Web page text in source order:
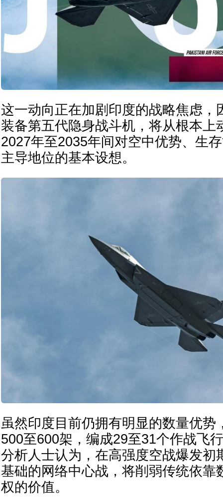
这一动向正在加剧印度的战略焦虑，
装备第五代隐身战斗机，将从根本上
2027年至2035年间对空中优势、生
主导地位的基本设想。
虽然印度目前仍拥有明显的数量优势
500至600架，编成29至31个作战飞
分析人士认为，在高强度空战爆发初
基础的网络中心战，将削弱传统依靠
权的价值。